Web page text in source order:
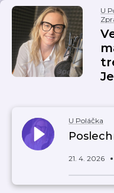
U
U Poláčka
21. 4. 2026